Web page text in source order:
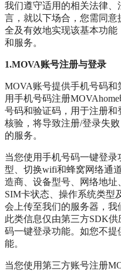
我们遵守适用的相关法律
言，就以下场合，您需同
全及有效地实现该基本功
和服务。
1.MOVA账号注册与登录
MOVA账号提供手机号码
用手机号码注册
号码和验证码，用于注册
核验，将导致注册/登录失
的服务。
当您使用手机号码一键登
型、切换wifi和蜂窝网络通
造商、设备型号、网络地址
SIM卡状态、操作系统类型
会上传至我们的服务器，我
此类信息仅由第三方SDK
码一键登录功能。如您不
能。
当您使用第三方账号注册